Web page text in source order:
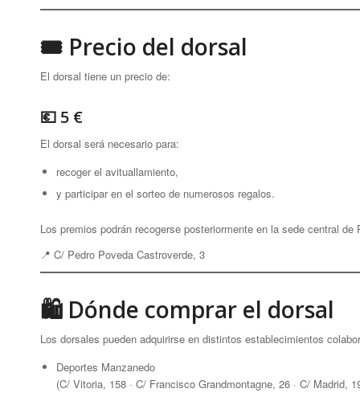
🎟 Precio del dorsal
El dorsal tiene un precio de:
💶 5 €
El dorsal será necesario para:
recoger el avituallamiento,
y participar en el sorteo de numerosos regalos.
Los premios podrán recogerse posteriormente en la sede central de
📍 C/ Pedro Poveda Castroverde, 3
🛍 Dónde comprar el dorsal
Los dorsales pueden adquirirse en distintos establecimientos
Deportes Manzanedo
(C/ Vitoria, 158 · C/ Francisco Grandmontagne, 26 · C/ Madrid,